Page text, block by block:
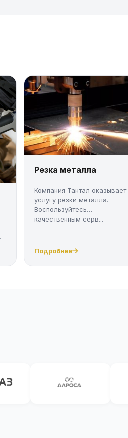
Резка металла
Компания Тантал оказывает
услугу резки металла.
Воспользуйтесь
качественным серв...
Подробнее